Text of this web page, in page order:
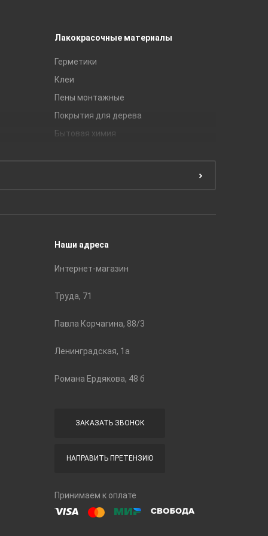
Лакокрасочные материалы
Герметики
Клеи
Пены монтажные
Покрытия для дерева
Бытовая химия
Наши адреса
Интернет-магазин
Труда, 71
Павла Корчагина, 88/3
Ленинградская, 1а
Романа Ердякова, 48 б
ЗАКАЗАТЬ ЗВОНОК
НАПРАВИТЬ ПРЕТЕНЗИЮ
Принимаем к оплате